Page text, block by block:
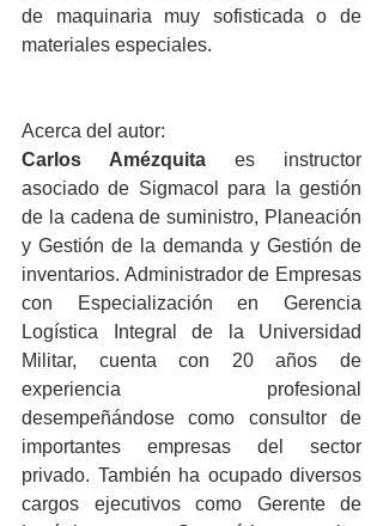
de maquinaria muy sofisticada o de
materiales especiales.
Acerca del autor:
Carlos Amézquita es instructor
asociado de Sigmacol para la gestión
de la cadena de suministro, Planeación
y Gestión de la demanda y Gestión de
inventarios. Administrador de Empresas
con Especialización en Gerencia
Logística Integral de la Universidad
Militar, cuenta con 20 años de
experiencia profesional
desempeñándose como consultor de
importantes empresas del sector
privado. También ha ocupado diversos
cargos ejecutivos como Gerente de